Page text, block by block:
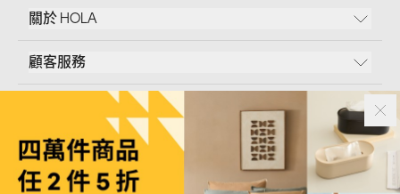
關於 HOLA
顧客服務
Follow Us